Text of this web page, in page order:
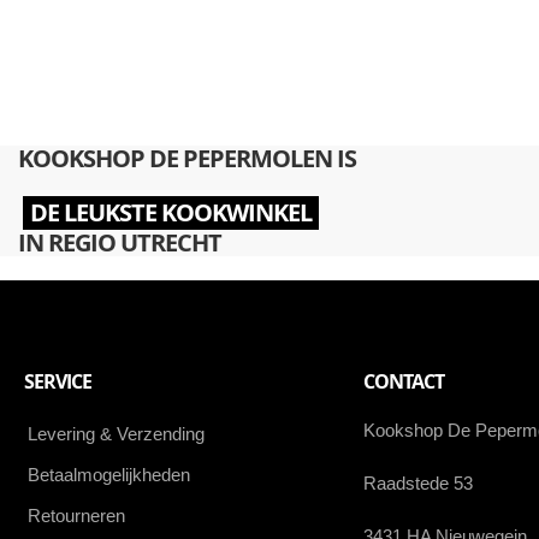
KOOKSHOP DE PEPERMOLEN IS
DE LEUKSTE KOOKWINKEL
IN REGIO UTRECHT
SERVICE
Levering & Verzending
Betaalmogelijkheden
Retourneren
CONTACT
Kookshop De
Raadstede 53